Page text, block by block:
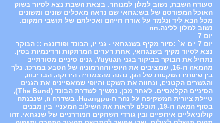
סעודת השבת, נשוב למלון למנוחה. בצאת השבת נצא לסיור בשוק
האוכל המפורסם של בשנגחאי שם נראה מאכלים שונים ומשונים
מכל הבא ליד ונלמד על אורח חייהם ואכילתם של תושבי המקום.
נשוב למלון ללינה.nn
יום 7
יום 7 יום א` :סיור מקיף בשנגחאי - גני יו, הבונד ופודונגn :: הבוקר
נצא לסיור מקיף בשנגחאי, אחת הערים המרתקות והדינמיות בסין.
נתחיל את הבוקר בביקור בגני Yuyuan, גנים סיניים מסורתיים
מהמאה ה-16, שמציבים את היופי וההרמוניה של הטבע במרכז. נלך
בין פינותיו השקטות של הגן, נהנה מהצמחייה הירוקה, הבריכות,
והגשרים הקטנים, ונחווה את השקט והיופי שמאפיינים את הגנים
הסיניים הקלאסיים. לאחר מכן, נמשיך לשדרת הבונד (The Bund),
טיילת ציורית המשקיפה על נהר ה-Huangpu. בשדרה זו, שנבנתה
בסוף המאה ה-19, תוכלנו לראות את השילוב המעניין בין מבנים
קולוניאליים אירופיים ובין גורדי השחקים המודרניים של שנגחאי. זהו